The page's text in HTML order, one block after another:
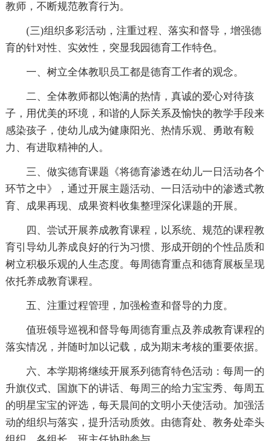
教师，不断规范教育行为。
(三)组织多彩活动，注重过程、落实和督导，增强德
育的针对性、实效性，突显我园德育工作特色。
一、树立全体教职员工都是德育工作者的观念。
二、全体教师都以饱满的热情，真诚的爱心对待孩
子，用优美的环境，和谐的人际关系及愉快的教学手段来
感染孩子，使幼儿成为健康阳光、热情乐观、勇敢有毅
力、有进取精神的人。
三、做实德育课题《将德育渗透在幼儿一日活动各个
环节之中》，通过开展主题活动、一日活动中的渗透式教
育、成果再现、成果资料收集整理深化课题的开展。
四、尝试开展养成教育课程，以系统、规范的课程教
育引导幼儿养成良好的行为习惯、形成开朗的个性品质和
树立积极乐观的人生态度。每周德育重点和德育展板呈现
依托养成教育课程。
五、注重过程管理，加强检查和督导的力度。
值班领导巡视和督导每周德育重点及养成教育课程的
落实情况，并随时加以记载，成为期末考核的重要依据。
六、本学期将继续开展系列德育特色活动：每周一的
升旗仪式、国旗下的讲话、每周三的给力宝宝秀、每周五
的明星宝宝的评选，每天晨间的文明小天使活动。加强活
动的组织与落实，提升活动质效。由德育处、教务处牵头